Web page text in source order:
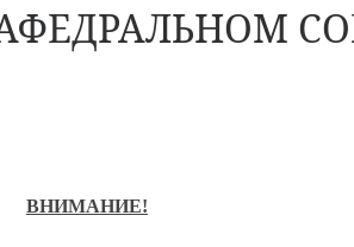
ВНИМАНИЕ!